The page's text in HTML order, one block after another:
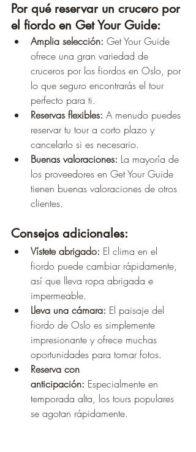
Por qué reservar un crucero por
el fiordo en Get Your Guide:
Amplia selección: Get Your Guide
ofrece una gran variedad de
cruceros por los fiordos en Oslo, por
lo que seguro encontrarás el tour
perfecto para ti.
Reservas flexibles: A menudo puedes
reservar tu tour a corto plazo y
cancelarlo si es necesario.
Buenas valoraciones: La mayoría de
los proveedores en Get Your Guide
tienen buenas valoraciones de otros
clientes.
Consejos adicionales:
Vístete abrigado: El clima en el
fiordo puede cambiar rápidamente,
así que lleva ropa abrigada e
impermeable.
Lleva una cámara: El paisaje del
fiordo de Oslo es simplemente
impresionante y ofrece muchas
oportunidades para tomar fotos.
Reserva con
anticipación: Especialmente en
temporada alta, los tours populares
se agotan rápidamente.